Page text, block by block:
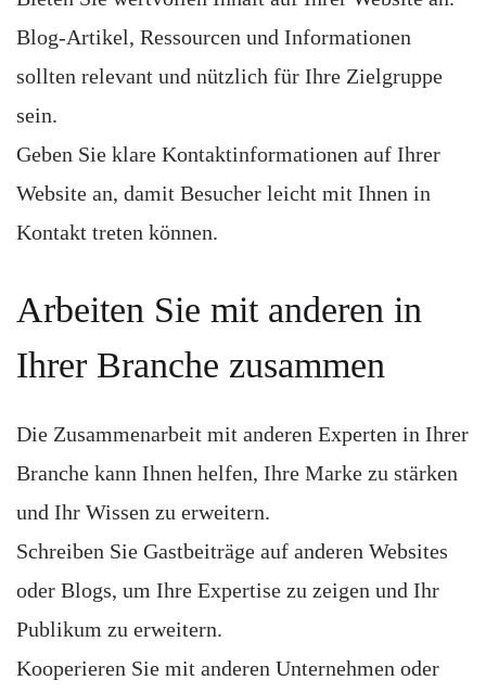
Blog-Artikel, Ressourcen und Informationen
sollten relevant und nützlich für Ihre Zielgruppe
sein.
Geben Sie klare Kontaktinformationen auf Ihrer
Website an, damit Besucher leicht mit Ihnen in
Kontakt treten können.
Arbeiten Sie mit anderen in
Ihrer Branche zusammen
Die Zusammenarbeit mit anderen Experten in Ihrer
Branche kann Ihnen helfen, Ihre Marke zu stärken
und Ihr Wissen zu erweitern.
Schreiben Sie Gastbeiträge auf anderen Websites
oder Blogs, um Ihre Expertise zu zeigen und Ihr
Publikum zu erweitern.
Kooperieren Sie mit anderen Unternehmen oder